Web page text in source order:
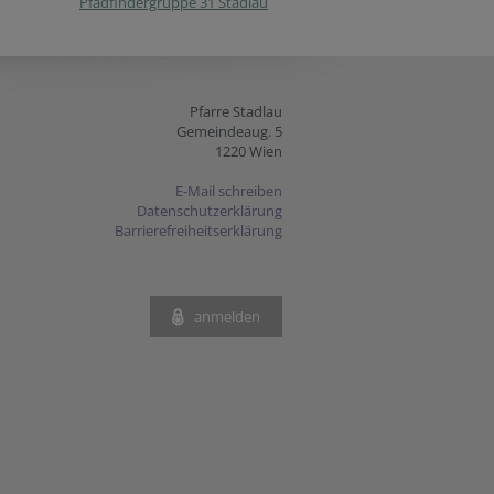
Pfarre Stadlau
Gemeindeaug. 5
1220 Wien
E-Mail schreiben
Datenschutzerklärung
Barrierefreiheitserklärung
anmelden